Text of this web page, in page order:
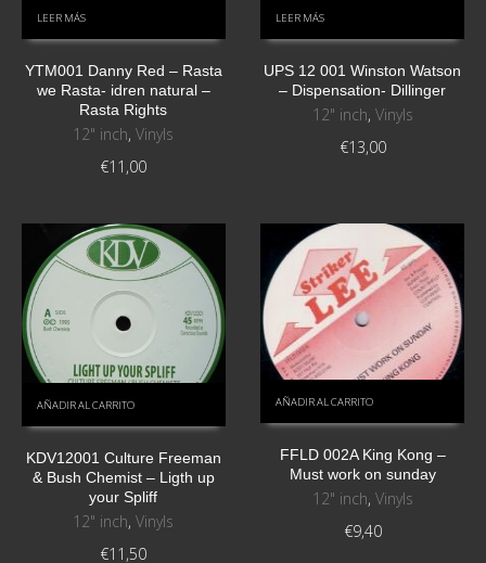
LEER MÁS
YTM001 Danny Red – Rasta
we Rasta- idren natural –
Rasta Rights
12" inch,Vinyls
€11,00
LEER MÁS
UPS 12 001 Winston Watson
– Dispensation- Dillinger
12" inch, Vinyls
€13,00
AÑADIR AL CARRITO
KDV12001 Culture Freeman
& Bush Chemist – Ligth up
your Spliff
12" inch,Vinyls
€11,50
AÑADIR AL CARRITO
FFLD 002A King Kong –
Must work on sunday
12" inch, Vinyls
€9,40